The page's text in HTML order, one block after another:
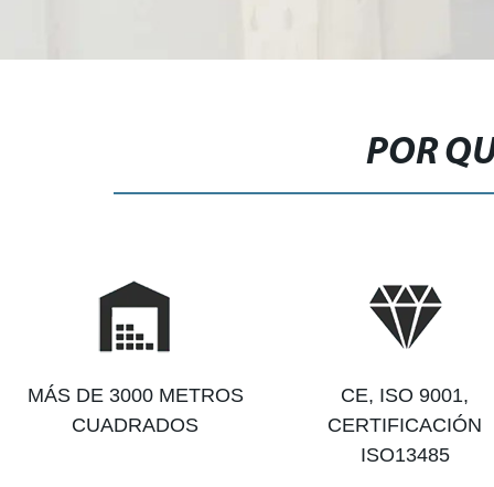
POR
MÁS DE 3000 METROS
CUADRADOS
CE, ISO 9001,
CERTIFICACIÓN
ISO13485